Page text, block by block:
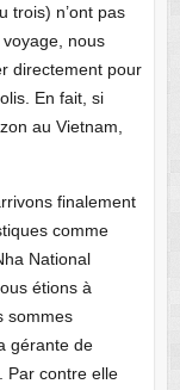
trois) n’ont pas
nous
directement pour
En fait, si
au Vietnam,
finalement
comme
National
étions à
sommes
gérante de
Par contre elle